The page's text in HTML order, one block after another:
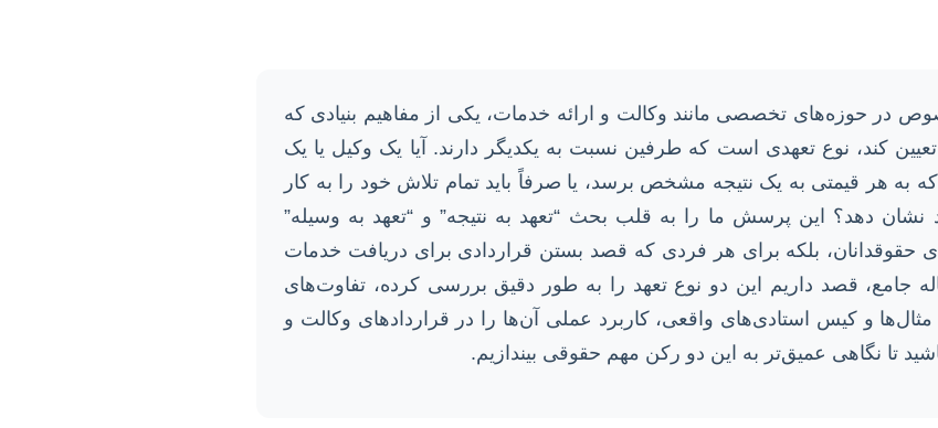
در حوزه‌های تخصصی مانند وکالت و ارائه خدمات، یکی از مفاهیم بنیادی که
کند، نوع تعهدی است که طرفین نسبت به یکدیگر دارند. آیا یک وکیل یا یک
به هر قیمتی به یک نتیجه مشخص برسد، یا صرفاً باید تمام تلاش خود را به کار
نشان دهد؟ این پرسش ما را به قلب بحث “تعهد به نتیجه” و “تعهد به وسیله”
حقوقدانان، بلکه برای هر فردی که قصد بستن قراردادی برای دریافت خدمات
جامع، قصد داریم این دو نوع تعهد را به طور دقیق بررسی کرده، تفاوت‌های
و کیس استادی‌های واقعی، کاربرد عملی آن‌ها را در قراردادهای وکالت و
تا نگاهی عمیق‌تر به این دو رکن مهم حقوقی بیندازیم.